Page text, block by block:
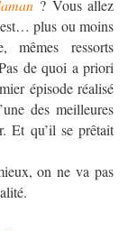
? Vous allez
plus ou moins
mêmes ressorts
de quoi a priori
épisode réalisé
des meilleures
Et qu’il se prêtait
on ne va pas